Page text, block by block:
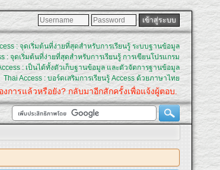
: จุดเริ่มต้นที่ง่ายที่สุดสำหรับการเรียนรู้ ระบบฐานข้อมูล
: จุดเริ่มต้นที่ง่ายที่สุดสำหรับการเรียนรู้ การเขียนโปรแกรม
: เป็นได้ทั้งตัวเก็บฐานข้อมูล และตัวจัดการฐานข้อมูล
Thai Access : บอร์ดเสริมการเรียนรู้ Access ด้วยภาษาไทย
ารแล้วหรือยัง? กลับมาอีกสักครั้งเพื่อแจ้งผู้ตอบ.